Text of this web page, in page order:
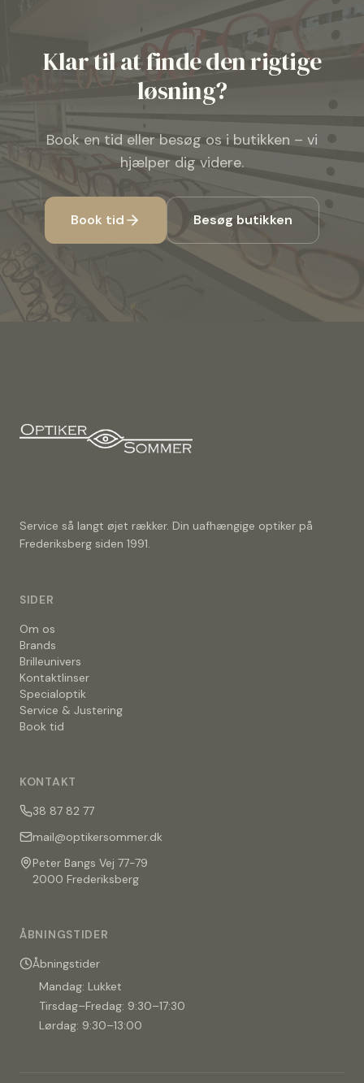
Klar til at finde den rigtige
løsning?
Book en tid eller besøg os i butikken – vi
hjælper dig videre.
Book tid Besøg butikken
Service så langt øjet rækker. Din uafhængige optiker på
Frederiksberg siden 1991.
SIDER
Om os
Brands
Brilleunivers
Kontaktlinser
Specialoptik
Service & Justering
Book tid
KONTAKT
38 87 82 77
mail@optikersommer.dk
Peter Bangs Vej 77-79
2000 Frederiksberg
ÅBNINGSTIDER
Åbningstider
Mandag: Lukket
Tirsdag–Fredag: 9:30–17:30
Lørdag: 9:30–13:00